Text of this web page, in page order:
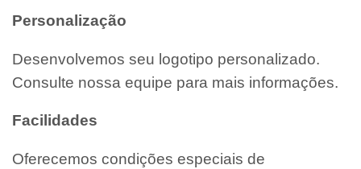
Personalização
Desenvolvemos seu logotipo personalizado.
Consulte nossa equipe para mais informações.
Facilidades
Oferecemos condições especiais de